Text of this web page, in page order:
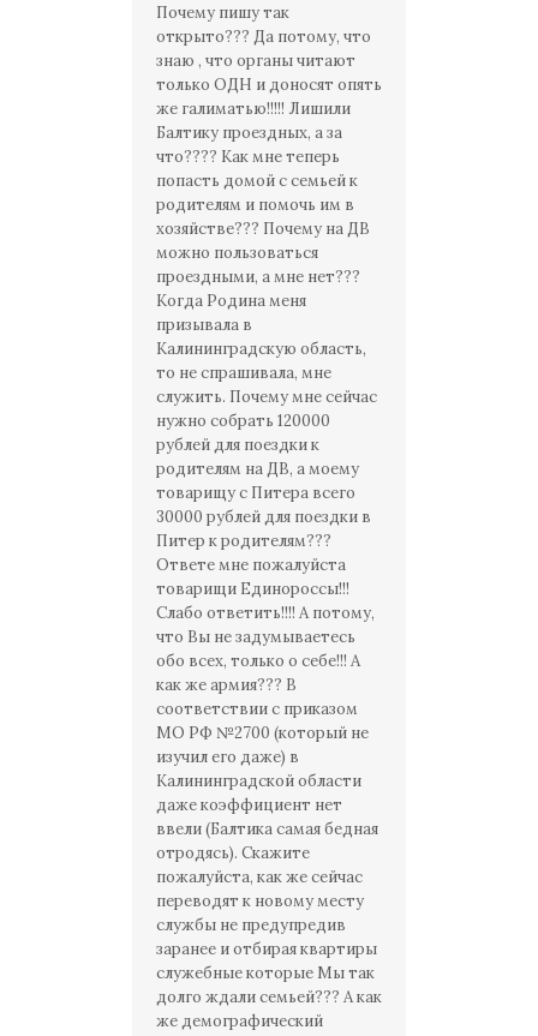
Почему пишу так
открыто??? Да потому, что
знаю , что органы читают
только ОДН и доносят опять
же галиматью!!!!! Лишили
Балтику проездных, а за
что???? Как мне теперь
попасть домой с семьей к
родителям и помочь им в
хозяйстве??? Почему на ДВ
можно пользоваться
проездными, а мне нет???
Когда Родина меня
призывала в
Калининградскую область,
то не спрашивала, мне
служить. Почему мне сейчас
нужно собрать 120000
рублей для поездки к
родителям на ДВ, а моему
товарищу с Питера всего
30000 рублей для поездки в
Питер к родителям???
Ответе мне пожалуйста
товарищи Единороссы!!!
Слабо ответить!!!! А потому,
что Вы не задумываетесь
обо всех, только о себе!!! А
как же армия??? В
соответствии с приказом
МО РФ №2700 (который не
изучил его даже) в
Калининградской области
даже коэффициент нет
ввели (Балтика самая бедная
отродясь). Скажите
пожалуйста, как же сейчас
переводят к новому месту
службы не предупредив
заранее и отбирая квартиры
служебные которые Мы так
долго ждали семьей??? А как
же демографический